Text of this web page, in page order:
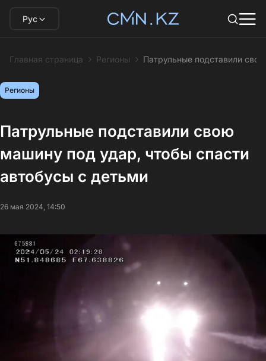
Рус
Главная страница Регионы Патрульные подставили
Регионы
Патрульные подставили свою
машину под удар, чтобы спасти
автобусы с детьми
26 мая 2024, 14:50